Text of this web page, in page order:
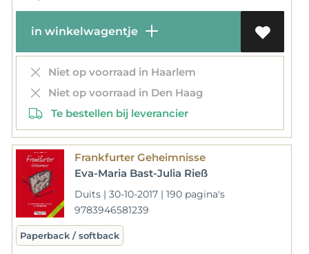
in winkelwagentje
Niet op voorraad in Haarlem
Niet op voorraad in Den Haag
Te bestellen bij leverancier
Frankfurter Geheimnisse
Eva-Maria Bast-Julia Rieß
Duits | 30-10-2017 | 190 pagina's
9783946581239
Paperback / softback